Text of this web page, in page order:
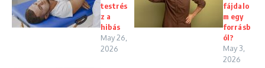
testrés
z a
hibás
May 26,
2026
fájdalo
m egy
forrásb
ól?
May 3,
2026